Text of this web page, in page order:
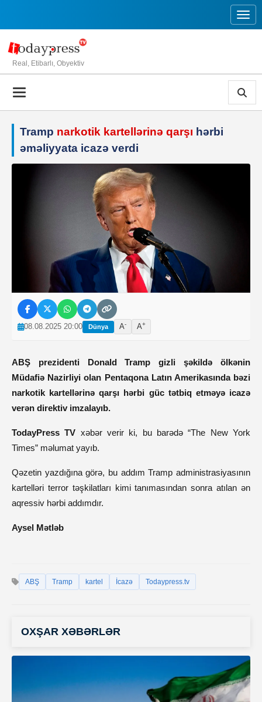
Real, Etibarlı, Obyektiv
Tramp narkotik kartellərinə qarşı hərbi
əməliyyata icazə verdi
08.08.2025 20:00 Dünya A- A+
ABŞ prezidenti Donald Tramp gizli şəkildə ölkənin
Müdafiə Nazirliyi olan Pentaqona Latın Amerikasında bəzi
narkotik kartellərinə qarşı hərbi güc tətbiq etməyə icazə
verən direktiv imzalayıb.
TodayPress TV xəbər verir ki, bu barədə “The New York
Times” məlumat yayıb.
Qəzetin yazdığına görə, bu addım Tramp administrasiyasının
kartelləri terror təşkilatları kimi tanımasından sonra atılan ən
aqressiv hərbi addımdır.
Aysel Mətləb
ABŞ Tramp kartel İcazə Todaypress.tv
OXŞAR XƏBƏRLƏR